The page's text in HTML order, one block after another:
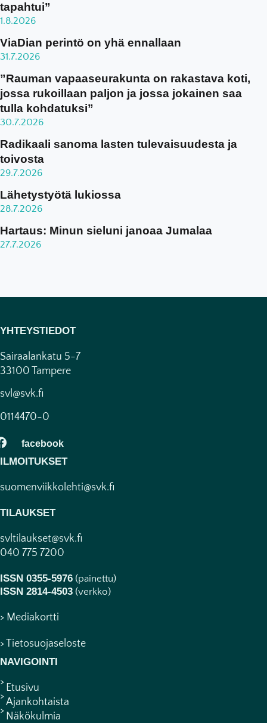
tapahtui”
1.8.2026
ViaDian perintö on yhä ennallaan
31.7.2026
”Rauman vapaaseurakunta on rakastava koti,
jossa rukoillaan paljon ja jossa jokainen saa
tulla kohdatuksi”
30.7.2026
Radikaali sanoma lasten tulevaisuudesta ja
toivosta
29.7.2026
Lähetystyötä lukiossa
28.7.2026
Hartaus: Minun sieluni janoaa Jumalaa
27.7.2026
YHTEYSTIEDOT
Sairaalankatu 5-7
33100 Tampere
svl@svk.fi
0114470-0
ILMOITUKSET
suomenviikkolehti@svk.fi
TILAUKSET
svltilaukset@svk.fi
040 775 7200
ISSN 0355-5976 (painettu)
ISSN 2814-4503 (verkko)
> Mediakortti
> Tietosuojaseloste
NAVIGOINTI
Etusivu
Ajankohtaista
Näkökulmia